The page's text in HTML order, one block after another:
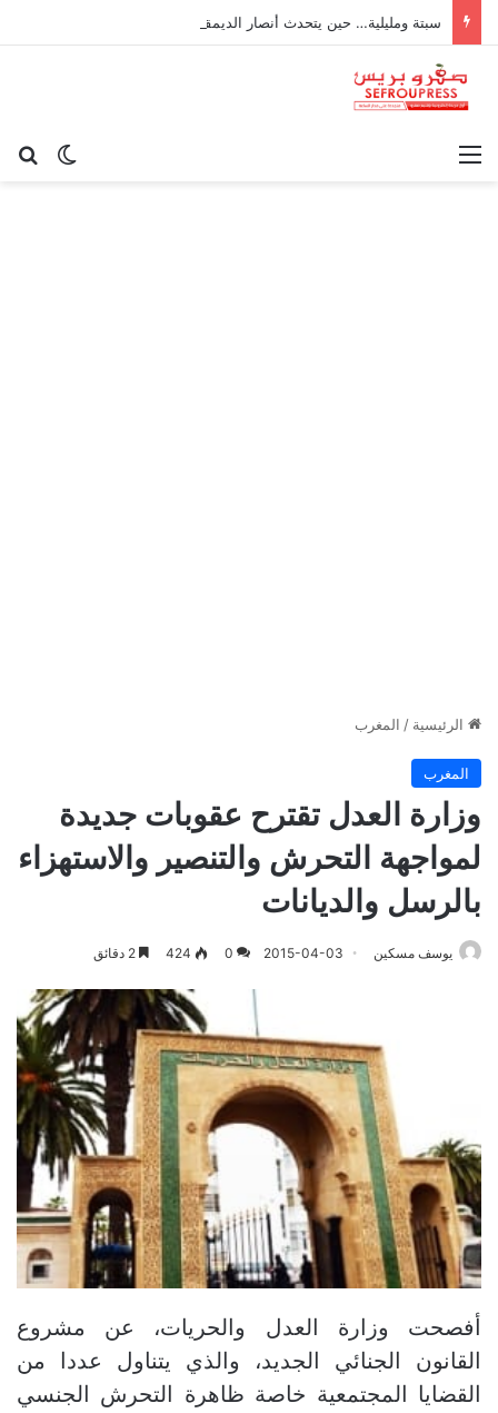
سبتة ومليلية… حين يتحدث أنصار الديمقراطية بلسان الاستعمار
الوضع القائمة
الرئيسية / المغرب
المغرب
وزارة العدل تقترح عقوبات جديدة
لمواجهة التحرش والتنصير والاستهزاء
بالرسل والديانات
يوسف مسكين 2015-04-03
0
424
أفصحت وزارة العدل والحريات، عن مشروع
القانون الجنائي الجديد، والذي يتناول عددا من
القضايا المجتمعية خاصة ظاهرة التحرش الجنسي